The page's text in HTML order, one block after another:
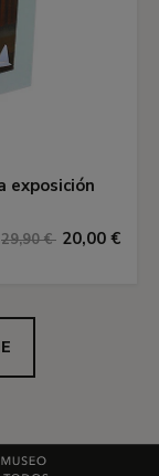
exposición
29,90 € 20,00 €